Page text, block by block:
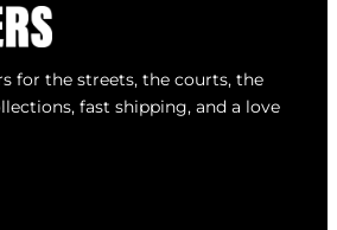
for the streets, the courts, the
fast shipping, and a love